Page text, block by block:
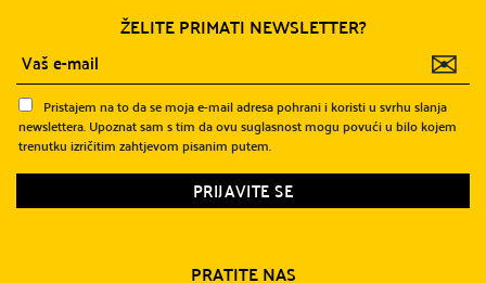
ŽELITE PRIMATI NEWSLETTER?
✉
Pristajem na to da se moja e-mail adresa pohrani i koristi u svrhu slanja
newslettera. Upoznat sam s tim da ovu suglasnost mogu povući u bilo kojem
trenutku izričitim zahtjevom pisanim putem.
PRATITE NAS